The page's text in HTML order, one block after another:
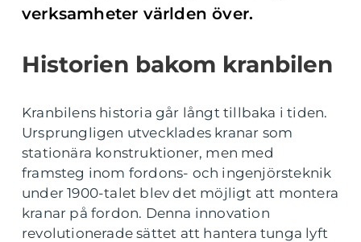
verksamheter världen över.
Historien bakom kranbilen
Kranbilens historia går långt tillbaka i tiden.
Ursprungligen utvecklades kranar som
stationära konstruktioner, men med
framsteg inom fordons- och ingenjörsteknik
under 1900-talet blev det möjligt att montera
kranar på fordon. Denna innovation
revolutionerade sättet att hantera tunga lyft